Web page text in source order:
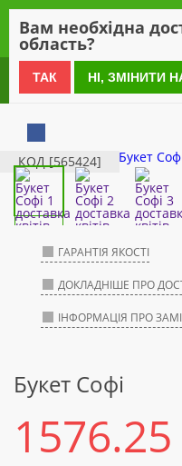
0 800 21 54 55
КОД [565424]
ГАРАНТІЯ ЯКОСТІ
ДОКЛАДНІШЕ ПРО
ІНФОРМАЦІЯ ПРО
Букет Софі
1576.25
Вам необхідна
область?
ТАК НІ, ЗМІНИТИ